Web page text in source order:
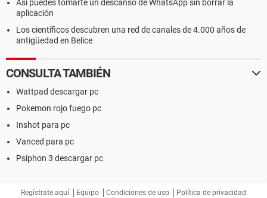
Así puedes tomarte un descanso de WhatsApp sin borrar la
aplicación
Los científicos descubren una red de canales de 4.000 años de
antigüedad en Belice
CONSULTA TAMBIÉN
Wattpad descargar pc
Pokemon rojo fuego pc
Inshot para pc
Vanced para pc
Psiphon 3 descargar pc
Regístrate aquí Equipo Condiciones de uso Política de privacidad